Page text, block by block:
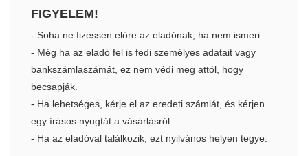
FIGYELEM!
- Soha ne fizessen előre az eladónak, ha nem ismeri.
- Még ha az eladó fel is fedi személyes adatait vagy
bankszámlaszámát, ez nem védi meg attól, hogy
becsapják.
- Ha lehetséges, kérje el az eredeti számlát, és kérjen
egy írásos nyugtát a vásárlásról.
- Ha az eladóval találkozik, ezt nyilvános helyen tegye.